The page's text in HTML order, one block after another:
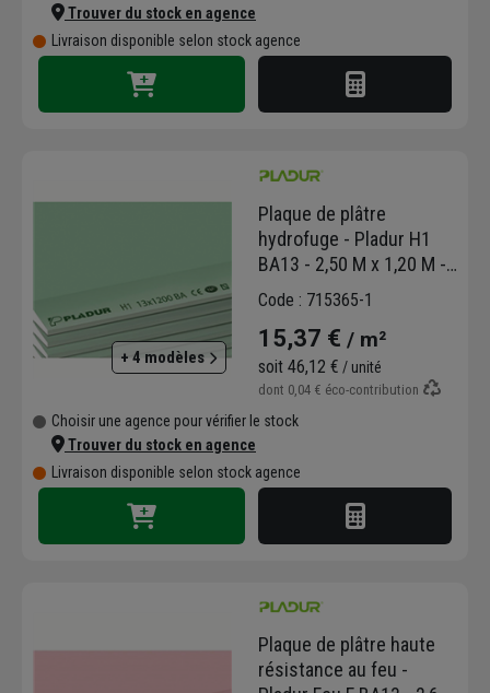
Trouver du stock en agence
Livraison disponible selon stock agence
+ 4 modèles
Plaque de plâtre
hydrofuge - Pladur H1
BA13 - 2,50 M x 1,20 M -
ép. 13,0 MM
Code : 715365-1
15,37 € / m²
soit 46,12 € / unité
dont 0,04 € éco-contribution
Choisir une agence pour vérifier le stock
Trouver du stock en agence
Livraison disponible selon stock agence
Plaque de plâtre haute
résistance au feu -